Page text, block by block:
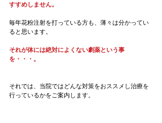
すすめしません。
毎年花粉注射を打っている方も、薄々は分かってい
ると思います。
それが体には絶対によくない劇薬という事
を・・・。
それでは、当院ではどんな対策をおススメし治療を
行っているかをご案内します。